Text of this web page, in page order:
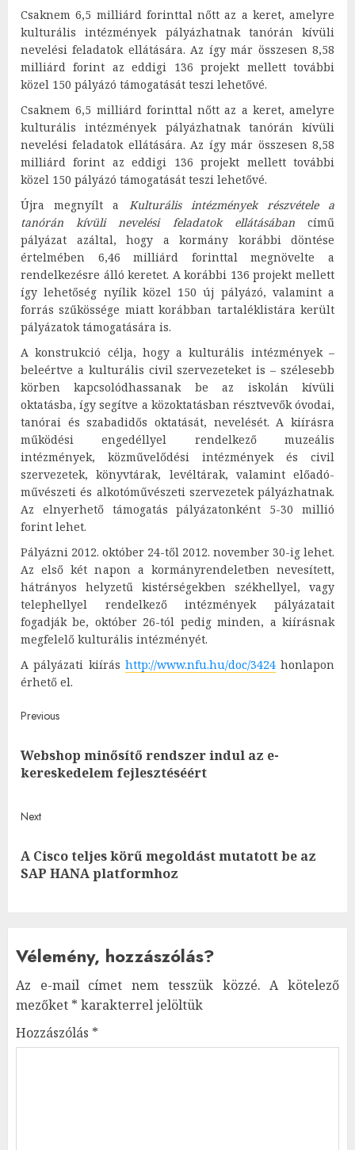
Csaknem 6,5 milliárd forinttal nőtt az a keret, amelyre
kulturális intézmények pályázhatnak tanórán kívüli
nevelési feladatok ellátására. Az így már összesen 8,58
milliárd forint az eddigi 136 projekt mellett további
közel 150 pályázó támogatását teszi lehetővé.
Csaknem 6,5 milliárd forinttal nőtt az a keret, amelyre
kulturális intézmények pályázhatnak tanórán kívüli
nevelési feladatok ellátására. Az így már összesen 8,58
milliárd forint az eddigi 136 projekt mellett további
közel 150 pályázó támogatását teszi lehetővé.
Újra megnyílt a Kulturális intézmények részvétele a
tanórán kívüli nevelési feladatok ellátásábancímű
pályázat azáltal, hogy a kormány korábbi döntése
értelmében 6,46 milliárd forinttal megnövelte a
rendelkezésre álló keretet. A korábbi 136 projekt mellett
így lehetőség nyílik közel 150 új pályázó, valamint a
forrás szűkössége miatt korábban tartaléklistára került
pályázatok támogatására is.
A konstrukció célja, hogy a kulturális intézmények –
beleértve a kulturális civil szervezeteket is – szélesebb
körben kapcsolódhassanak be az iskolán kívüli
oktatásba, így segítve a közoktatásban résztvevők óvodai,
tanórai és szabadidős oktatását, nevelését. A kiírásra
működési engedéllyel rendelkező muzeális
intézmények, közművelődési intézmények és civil
szervezetek, könyvtárak, levéltárak, valamint előadó-
művészeti és alkotóművészeti szervezetek pályázhatnak.
Az elnyerhető támogatás pályázatonként 5-30 millió
forint lehet.
Pályázni 2012. október 24-től 2012. november 30-ig lehet.
Az első két napon a kormányrendeletben nevesített,
hátrányos helyzetű kistérségekben székhellyel, vagy
telephellyel rendelkező intézmények pályázatait
fogadják be, október 26-tól pedig minden, a kiírásnak
megfelelő kulturális intézményét.
A pályázati kiírás http://www.nfu.hu/doc/3424honlapon
érhető el.
Post
navigation
Previous
Webshop minősítő rendszer indul az e-
kereskedelem fejlesztéséért
Next
Next
post:
A Cisco teljes körű megoldást mutatott be az
SAP HANA platformhoz
Vélemény, hozzászólás?
Az e-mail címet nem tesszük közzé. A kötelező
mezőket * karakterrel jelöltük
Hozzászólás *